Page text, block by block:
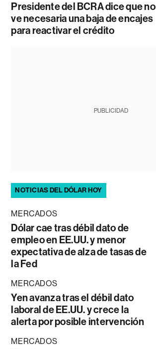
Presidente del BCRA dice que no
ve necesaria una baja de encajes
para reactivar el crédito
PUBLICIDAD
NOTICIAS DEL DÓLAR HOY
MERCADOS
Dólar cae tras débil dato de
empleo en EE.UU. y menor
expectativa de alza de tasas de
la Fed
MERCADOS
Yen avanza tras el débil dato
laboral de EE.UU. y crece la
alerta por posible intervención
MERCADOS